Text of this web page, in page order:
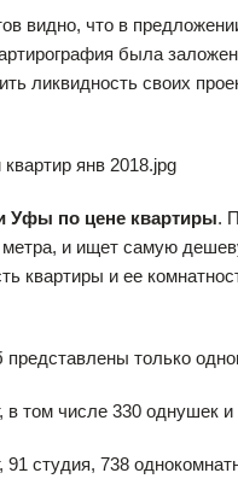
видно, что в
была
ликвидность своих
Уфы по цене квартиры.
метра, и ищет самую
квартиры и ее
только
в том числе 330 однушек
студия, 738